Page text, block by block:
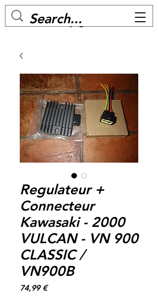
MC BIKE Perpignan
Regulateur +
Connecteur
Kawasaki - 2000
VULCAN - VN 900
CLASSIC /
VN900B
74,99 €Prix